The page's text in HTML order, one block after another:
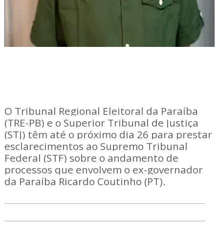
O Tribunal Regional Eleitoral da Paraíba
(TRE-PB) e o Superior Tribunal de Justiça
(STJ) têm até o próximo dia 26 para prestar
esclarecimentos ao Supremo Tribunal
Federal (STF) sobre o andamento de
processos que envolvem o ex-governador
da Paraíba Ricardo Coutinho (PT).